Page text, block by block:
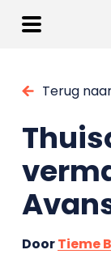
Terug
DoorTieme